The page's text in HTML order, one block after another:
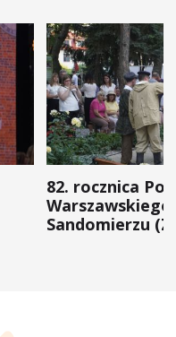
82. rocznica
Warszawskiego
Sandomierzu